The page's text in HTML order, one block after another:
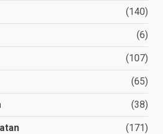
(140)
(6)
(107)
(65)
(38)
(171)